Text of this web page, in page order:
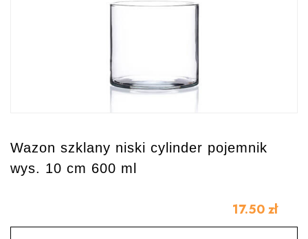
Wazon szklany niski cylinder pojemnik
wys. 10 cm 600 ml
17.50 zł